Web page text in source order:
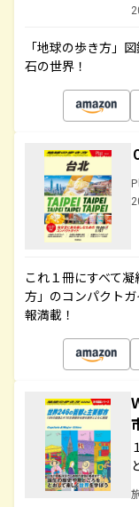
「地球の歩き方」
石の世界！
これ１冊にすべて
方」のコンパクト
報満載！